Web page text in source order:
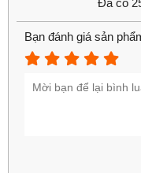
Bạn đánh giá sản